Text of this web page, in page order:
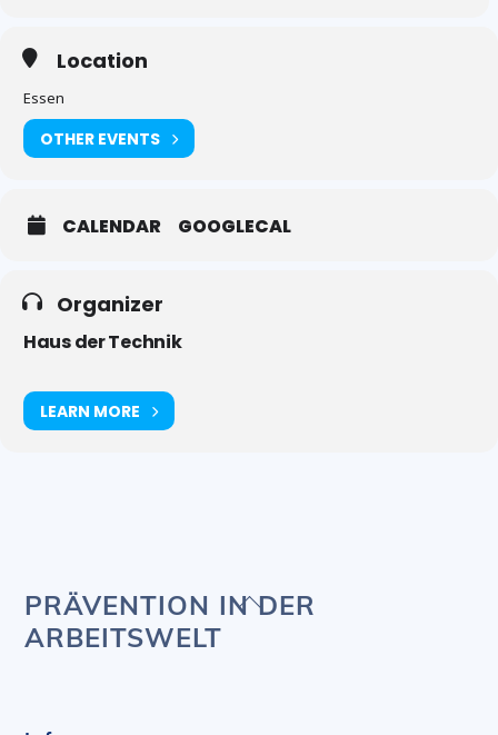
Location
Essen
OTHER EVENTS
CALENDAR GOOGLECAL
Organizer
Haus der Technik
LEARN MORE
Back
PRÄVENTION IN DER
ARBEITSWELT